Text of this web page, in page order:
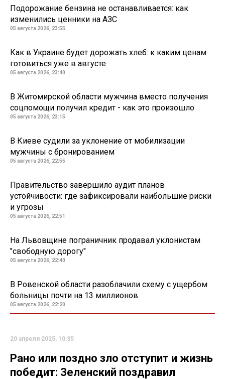
Подорожание бензина не останавливается: как
изменились ценники на АЗС
05 августа 2026, 23:55
Как в Украине будет дорожать хлеб: к каким ценам
готовиться уже в августе
05 августа 2026, 23:40
В Житомирской области мужчина вместо получения
соцпомощи получил кредит - как это произошло
05 августа 2026, 23:15
В Киеве судили за уклонение от мобилизации
мужчины с бронированием
05 августа 2026, 22:55
Правительство завершило аудит планов
устойчивости: где зафиксировали наибольшие риски
и угрозы
05 августа 2026, 22:51
На Львовщине пограничник продавал уклонистам
"свободную дорогу"
05 августа 2026, 22:40
В Ровенской области разоблачили схему с ущербом
больницы почти на 13 миллионов
05 августа 2026, 22:20
20 апреля 2025, 10:35
Рано или поздно зло отступит и жизнь
победит: Зеленский поздравил